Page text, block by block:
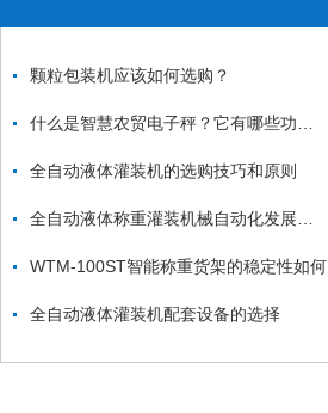
颗粒包装机应该如何选购？
全自动液体灌装机的选购技巧和原则
WTM-100ST智能称重货架的稳定性如何
全自动液体灌装机配套设备的选择